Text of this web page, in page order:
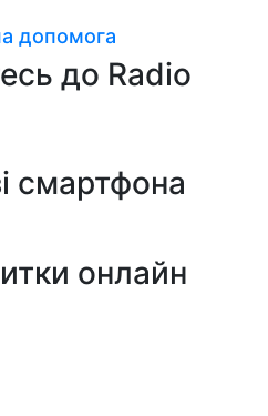
допомога
до Radio
смартфона
онлайн